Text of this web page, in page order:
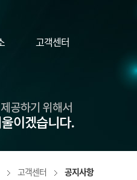
고객센터
고객센터 공지사항